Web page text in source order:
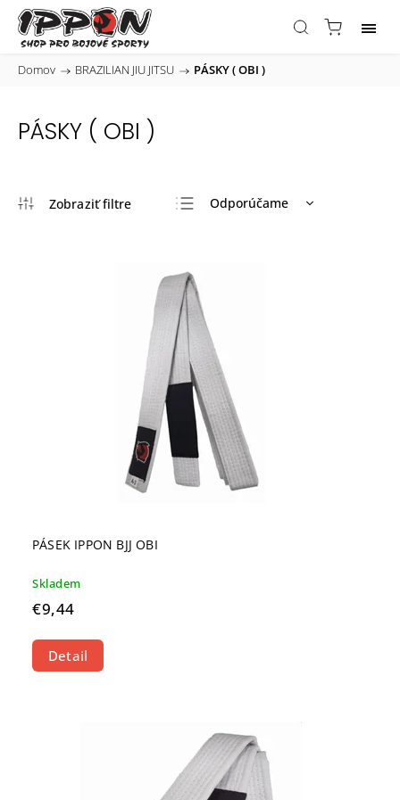
Domov / BRAZILIAN JIU JITSU / PÁSKY ( OBI )
PÁSKY ( OBI )
Odporúčame
PÁSEK IPPON BJJ OBI
Skladem
€9,44
Detail